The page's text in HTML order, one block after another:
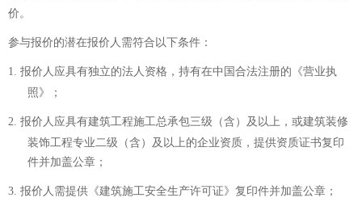
价。
参与报价的潜在报价人需符合以下条件：
1. 报价人应具有独立的法人资格，持有在中国合法注册的《营业执
照》
；
2. 报价人 应具有建筑工程施工总承包三级 （含 ） 及以上，或建筑装修
装饰工程专业二级 （含 ） 及以上的企业资质，提供资质证书复印
件并加盖公章 ；
3. 报价人 需提供《建筑施工安全生产许可证》复印件并加盖公章 ；